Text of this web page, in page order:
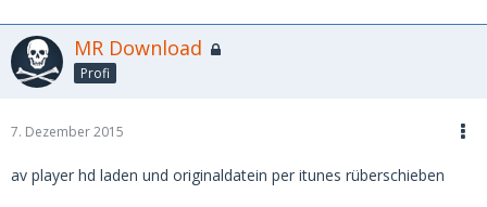
MR Download
Profi
7. Dezember 2015
av player hd laden und originaldatein per itunes rüberschieben